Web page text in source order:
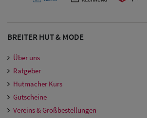
BREITER HUT & MODE
Über uns
Ratgeber
Hutmacher Kurs
Gutscheine
Vereins & Großbestellungen